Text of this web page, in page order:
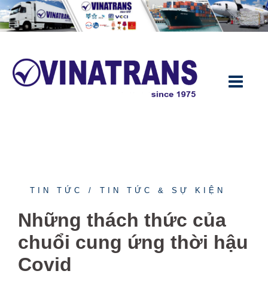
TIN TỨC TIN TỨC & SỰ KIỆN
Những thách thức của
chuổi cung ứng thời hậu
Covid